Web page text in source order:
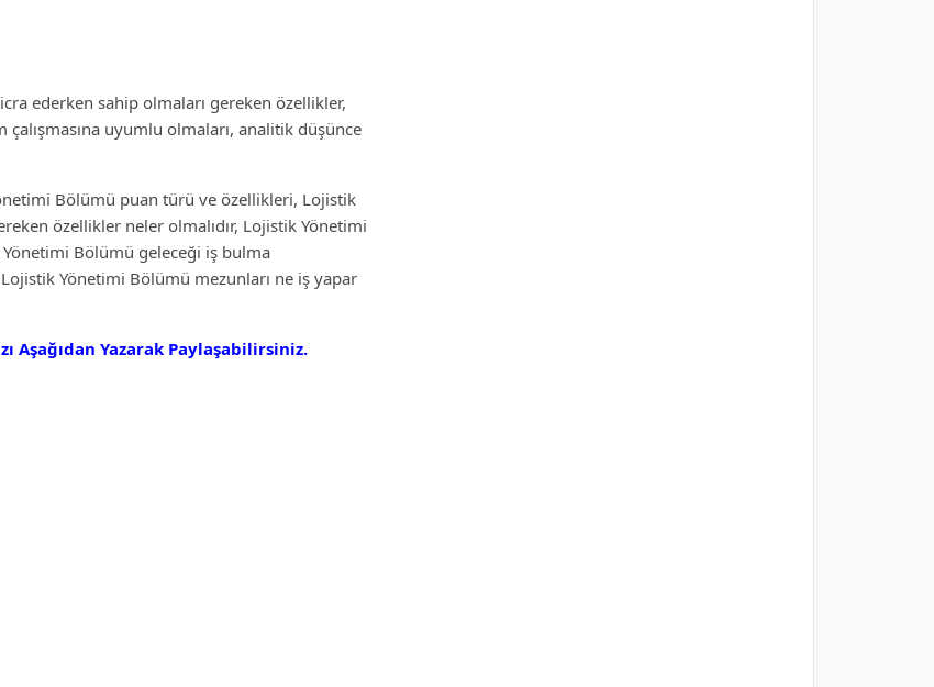
ederken sahip olmaları gereken özellikler,
çalışmasına uyumlu olmaları, analitik düşünce
Bölümü puan türü ve özellikleri, Lojistik
özellikler neler olmalıdır, Lojistik Yönetimi
Bölümü geleceği iş bulma
Yönetimi Bölümü mezunları ne iş yapar
Aşağıdan Yazarak Paylaşabilirsiniz.